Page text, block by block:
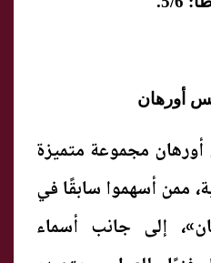
أورهان
مجموعة متميزة
ممن أسهموا سابقًا في
إلى جانب أسماء